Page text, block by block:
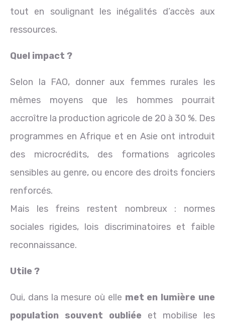
tout en soulignant les inégalités d’accès aux
ressources.
Quel impact ?
Selon la FAO, donner aux femmes rurales les
mêmes moyens que les hommes pourrait
accroître la production agricole de 20 à 30 %. Des
programmes en Afrique et en Asie ont introduit
des microcrédits, des formations agricoles
sensibles au genre, ou encore des droits fonciers
renforcés.
Mais les freins restent nombreux : normes
sociales rigides, lois discriminatoires et faible
reconnaissance.
Utile ?
Oui, dans la mesure où elle met en lumière une
population souvent oubliée et mobilise les